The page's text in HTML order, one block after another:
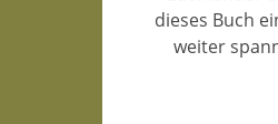
dieses Buch
weiter